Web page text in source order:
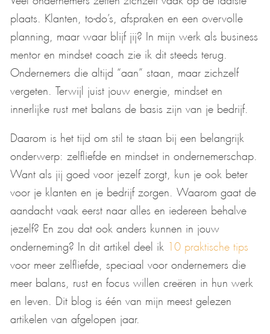
plaats. Klanten, to-do’s, afspraken en een overvolle
planning, maar waar blijf jij? In mijn werk als business
mentor en mindset coach zie ik dit steeds terug.
Ondernemers die altijd “aan” staan, maar zichzelf
vergeten. Terwijl juist jouw energie, mindset en
innerlijke rust met balans de basis zijn van je bedrijf.
Daarom is het tijd om stil te staan bij een belangrijk
onderwerp: zelfliefde en mindset in ondernemerschap.
Want als jij goed voor jezelf zorgt, kun je ook beter
voor je klanten en je bedrijf zorgen. Waarom gaat de
aandacht vaak eerst naar alles en iedereen behalve
jezelf? En zou dat ook anders kunnen in jouw
onderneming? In dit artikel deel ik 10 praktische tips
voor meer zelfliefde, speciaal voor ondernemers die
meer balans, rust en focus willen creëren in hun werk
en leven. Dit blog is één van mijn meest gelezen
artikelen van afgelopen jaar.